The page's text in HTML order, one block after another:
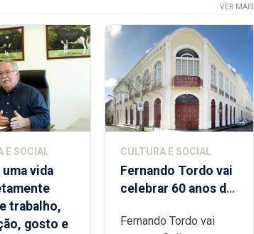
VER MAIS
E SOCIAL
uma vida
trabalho,
gosto e
CULTURA E SOCIAL
Fernando Tordo vai
celebrar 60 anos de
Micaelense
Fernando Tordo vai